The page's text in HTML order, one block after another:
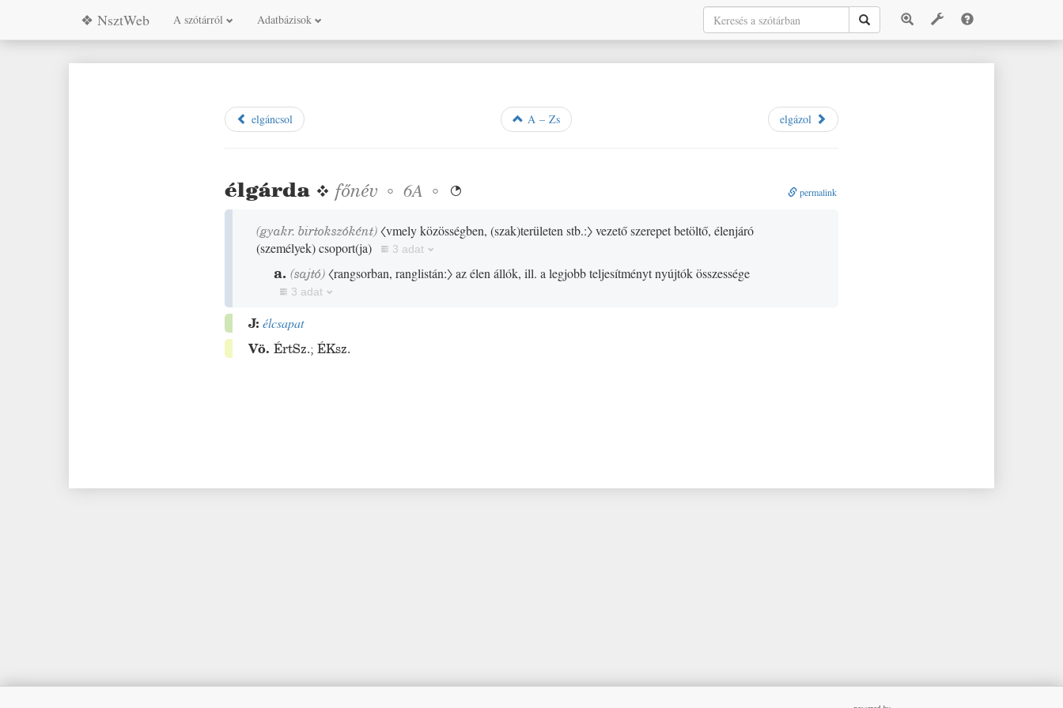
❖ NsztWeb A szótárról Adatbázisok
elgáncsol A – Zs elgázol
élgárda ❖főnév ◦ 6A ◦  permalink
(gyakr. birtokszóként) 〈vmely közösségben,(szak)területen stb.:〉vezető szerepet betöltő, élenjáró
(személyek)csoport(ja) 3 adat
a.(sajtó) 〈rangsorban, ranglistán:〉az élen állók, ill. a legjobb teljesítményt nyújtók összessége
3 adat
J: élcsapat
Vö.ÉrtSz.;ÉKsz.